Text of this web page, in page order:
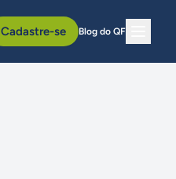
Cadastre-se Blog do QF